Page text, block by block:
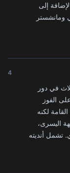
إلى
ومانشستر
4
في دور
ليفربول على الفوز
لموسم 2024/25. طويل القامة لكنه
اليسرى،
تشمل أنديته